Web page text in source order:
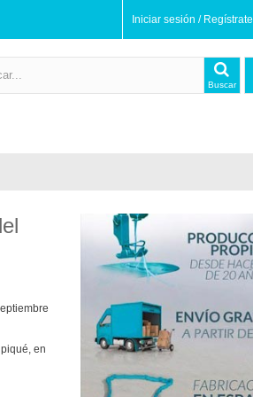
Iniciar sesión / Regístrate
Buscar
en